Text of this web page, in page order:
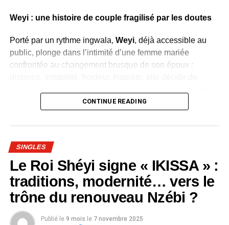
Weyi : une histoire de couple fragilisé par les doutes
Porté par un rythme ingwala, Weyi, déjà accessible au
public, plonge dans l’intimité d’une femme mariée
confrontée au changement brusque de son époux :
Dans ce morceau, elle réaffirme son amour tout en
rappelant à son conjoint de ne pas se laisser influencer
alors un message universel sur la confiance, la
communication et la résistance face aux on-dit.
Avec ce titre, Carine Mirly démontre sa capacité à
raconter des moments sensibles du quotidien à
travers une interprétation vibrante et profondément
humaine
CONTINUE READING
SINGLES
Le Roi Shéyi signe « IKISSA » :
traditions, modernité… vers le
trône du renouveau Nzébi ?
Publié le 9 mois le 7 novembre 2025